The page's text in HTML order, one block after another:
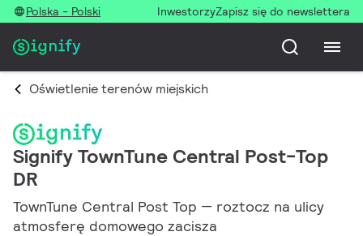
Polska - Polski InwestorzyZapisz się do newslettera
Oświetlenie terenów miejskich
Signify TownTune Central Post-Top
DR
TownTune Central Post Top — roztocz na ulicy
atmosferę domowego zacisza